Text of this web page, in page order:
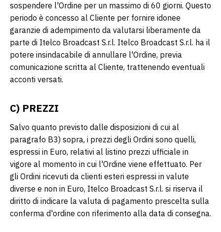
sospendere l'Ordine per un massimo di 60 giorni. Questo
periodo è concesso al Cliente per fornire idonee
garanzie di adempimento da valutarsi liberamente da
parte di Itelco Broadcast S.r.l. Itelco Broadcast S.r.l. ha il
potere insindacabile di annullare l'Ordine, previa
comunicazione scritta al Cliente, trattenendo eventuali
acconti versati.
C) PREZZI
Salvo quanto previsto dalle disposizioni di cui al
paragrafo B3) sopra, i prezzi degli Ordini sono quelli,
espressi in Euro, relativi al listino prezzi ufficiale in
vigore al momento in cui l'Ordine viene effettuato. Per
gli Ordini ricevuti da clienti esteri espressi in valute
diverse e non in Euro, Itelco Broadcast S.r.l. si riserva il
diritto di indicare la valuta di pagamento prescelta sulla
conferma d'ordine con riferimento alla data di consegna.